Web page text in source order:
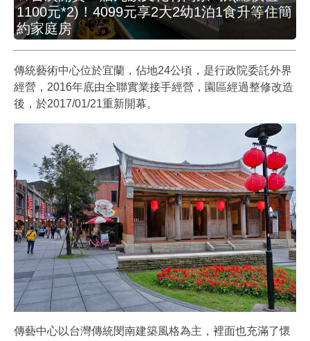
1100元*2)！4099元享2大2幼1泊1食升等住簡
約家庭房
傳統藝術中心位於宜蘭，佔地24公頃，是行政院委託外界
經營，2016年底由全聯實業接手經營，園區經過整修改造
後，於2017/01/21重新開幕。
傳藝中心以台灣傳統閔南建築風格為主，裡面也充滿了懷